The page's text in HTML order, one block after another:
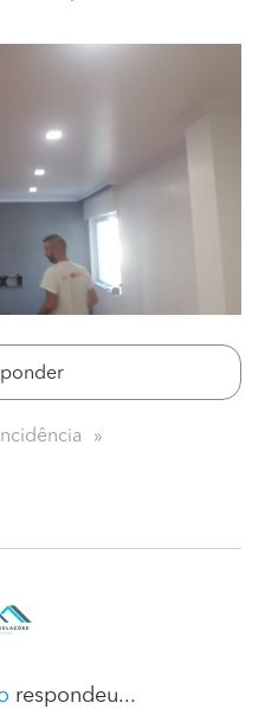
respondeu...